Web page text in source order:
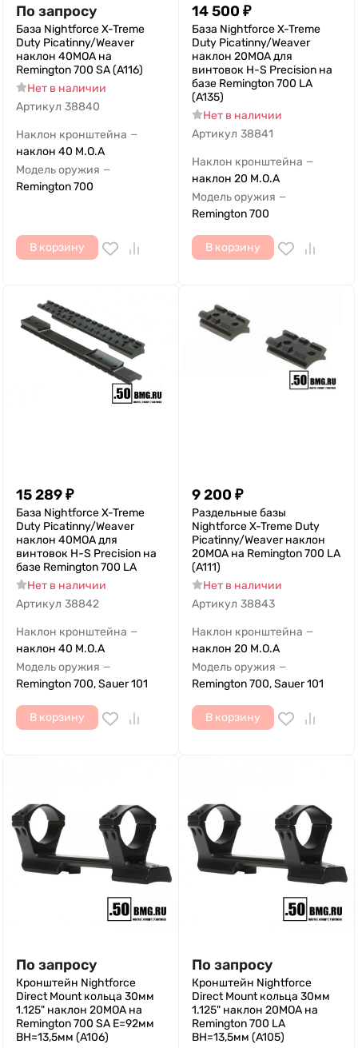
По запросу
База Nightforce X-Treme
Duty Picatinny/Weaver
наклон 40MOA на
Remington 700 SA (A116)
Нет в наличии
Артикул 38840
Наклон кронштейна —
наклон 40 M.O.A
Модель оружия —
Remington 700
В корзину
14 500 ₽
База Nightforce X-Treme
Duty Picatinny/Weaver
наклон 20MOA для
винтовок H-S Precision на
базе Remington 700 LA
(A135)
Нет в наличии
Артикул 38841
Наклон кронштейна —
наклон 20 M.O.A
Модель оружия —
Remington 700
В корзину
15 289₽
База Nightforce X-Treme
Duty Picatinny/Weaver
наклон 40MOA для
винтовок H-S Precision на
базе Remington 700 LA
Нет в наличии
Артикул 38842
Наклон кронштейна —
наклон 40 M.O.A
Модель оружия —
Remington 700, Sauer 101
В корзину
9 200 ₽
Раздельные базы
Nightforce X-Treme Duty
Picatinny/Weaver наклон
20MOA на Remington 700 LA
(A111)
Нет в наличии
Артикул 38843
Наклон кронштейна —
наклон 20 M.O.A
Модель оружия —
Remington 700, Sauer 101
В корзину
По запросу
Кронштейн Nightforce
Direct Mount кольца 30мм
1.125" наклон 20МОА на
Remington 700 SA E=92мм
ВН=13,5мм (A106)
По запросу
Кронштейн Nightforce
Direct Mount кольца 30мм
1.125" наклон 20МОА на
Remington 700 LA
ВН=13,5мм (A105)